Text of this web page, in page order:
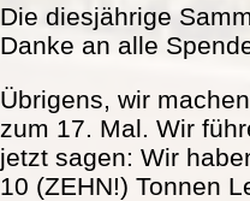
Die diesjährige
Danke an alle
Übrigens, wir
zum 17. Mal. Wir
jetzt sagen: Wir
10 (ZEHN!) Tonnen